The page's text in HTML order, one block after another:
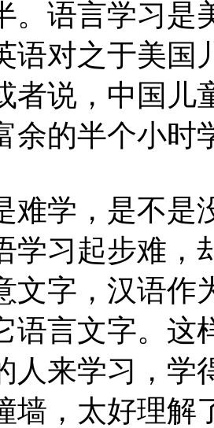
。语言学习是
语对之于美国
者说，中国儿
余的半个小时
难学，是不是
学习起步难，
文字，汉语作
语言文字。这
人来学习，学
墙，太好理解